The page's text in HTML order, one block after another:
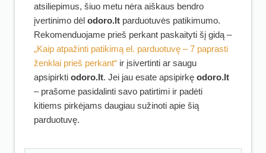
atsiliepimus, šiuo metu nėra aiškaus bendro
įvertinimo dėl odoro.lt parduotuvės patikimumo.
Rekomenduojame prieš perkant paskaityti šį gidą –
„Kaip atpažinti patikimą el. parduotuvę – 7 paprasti
ženklai prieš perkant“ ir įsivertinti ar saugu
apsipirkti odoro.lt. Jei jau esate apsipirkę odoro.lt
– prašome pasidalinti savo patirtimi ir padėti
kitiems pirkėjams daugiau sužinoti apie šią
parduotuvę.